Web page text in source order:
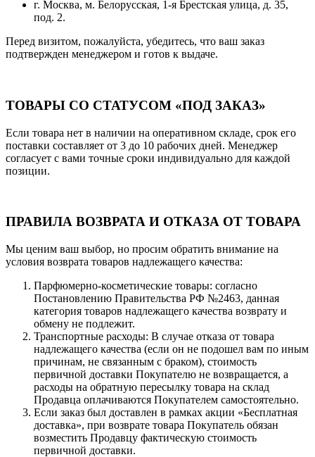
г. Москва, м. Белорусская, 1-я Брестская улица, д. 35,
под. 2.
Перед визитом, пожалуйста, убедитесь, что ваш заказ
подтвержден менеджером и готов к выдаче.
ТОВАРЫ СО СТАТУСОМ «ПОД ЗАКАЗ»
Если товара нет в наличии на оперативном складе, срок его
поставки составляет от 3 до 10 рабочих дней. Менеджер
согласует с вами точные сроки индивидуально для каждой
позиции.
ПРАВИЛА ВОЗВРАТА И ОТКАЗА ОТ ТОВАРА
Мы ценим ваш выбор, но просим обратить внимание на
условия возврата товаров надлежащего качества:
Парфюмерно-косметические товары: согласно
Постановлению Правительства РФ №2463, данная
категория товаров надлежащего качества возврату и
обмену не подлежит.
Транспортные расходы: В случае отказа от товара
надлежащего качества (если он не подошел вам по иным
причинам, не связанным с браком), стоимость
первичной доставки Покупателю не возвращается, а
расходы на обратную пересылку товара на склад
Продавца оплачиваются Покупателем самостоятельно.
Если заказ был доставлен в рамках акции «Бесплатная
доставка», при возврате товара Покупатель обязан
возместить Продавцу фактическую стоимость
первичной доставки.